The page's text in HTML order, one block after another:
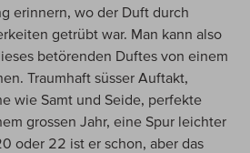
erinnern, wo der Duft durch
getrübt war. Man kann also
betörenden Duftes von einem
Traumhaft süsser Auftakt,
wie Samt und Seide, perfekte
grossen Jahr, eine Spur leichter
oder 22 ist er schon, aber das